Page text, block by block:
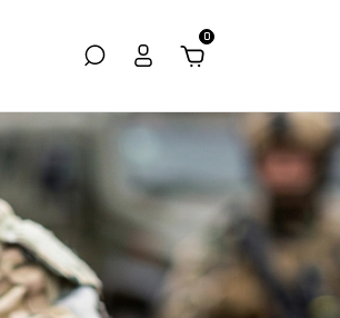
0